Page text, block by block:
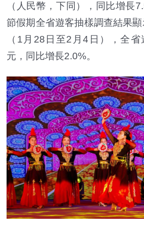
（人民幣，下同），同比增長
節假期全省遊客抽樣調查結果
（1月28日至2月4日），全
元，同比增長2.0%。